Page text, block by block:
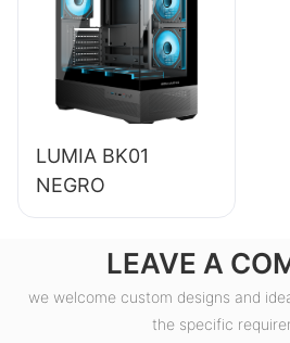
certificación 80+
Bronze para PC de
escritorio
(ESB550W)
LUMIA BK01
NEGRO
LEAVE A
we welcome custom designs and
the specific